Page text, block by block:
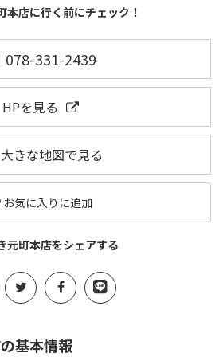
本店に行く前にチェック！
078-331-2439
HPを見る
大きな地図で見る
お気に入りに追加
元町本店をシェアする
基本情報